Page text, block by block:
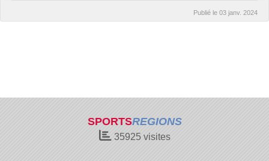
Publié le 03 janv. 2024
SPORTSREGIONS
35925visites